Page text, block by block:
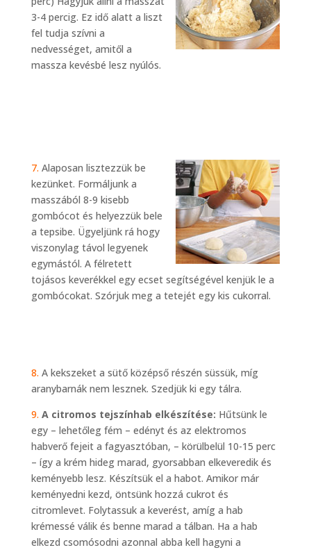
3-4 percig. Ez idő alatt a liszt
fel tudja szívni a
nedvességet, amitől a
massza kevésbé lesz nyúlós.
7. Alaposan lisztezzük be
kezünket. Formáljunk a
masszából 8-9 kisebb
gombócot és helyezzük bele
a tepsibe. Ügyeljünk rá hogy
viszonylag távol legyenek
egymástól. A félretett
tojásos keverékkel egy ecset segítségével kenjük le a
gombócokat. Szórjuk meg a tetejét egy kis cukorral.
8. A kekszeket a sütő középső részén süssük, míg
aranybarnák nem lesznek. Szedjük ki egy tálra.
9. A citromos tejszínhab elkészítése: Hűtsünk le
egy – lehetőleg fém – edényt és az elektromos
habverő fejeit a fagyasztóban, – körülbelül 10-15 perc
– így a krém hideg marad, gyorsabban elkeveredik és
keményebb lesz. Készítsük el a habot. Amikor már
keményedni kezd, öntsünk hozzá cukrot és
citromlevet. Folytassuk a keverést, amíg a hab
krémessé válik és benne marad a tálban. Ha a hab
elkezd csomósodni azonnal abba kell hagyni a